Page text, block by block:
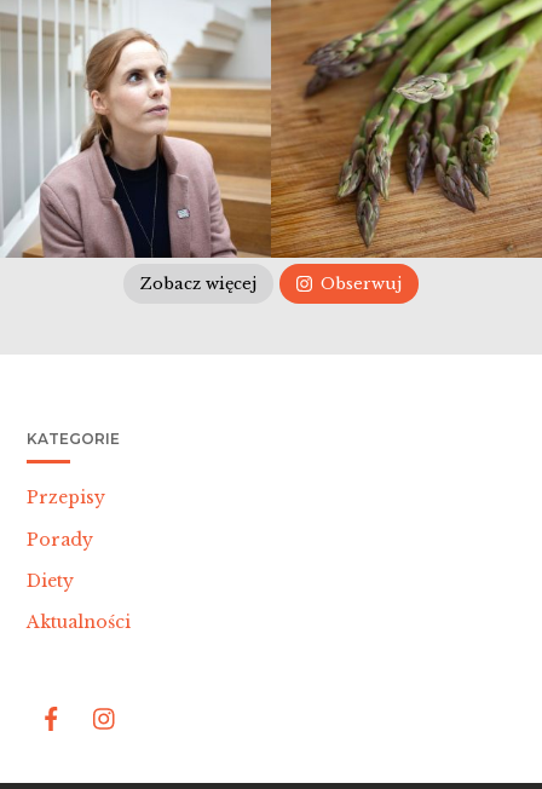
Zobacz więcej Obserwuj
KATEGORIE
Przepisy
Porady
Diety
Aktualności